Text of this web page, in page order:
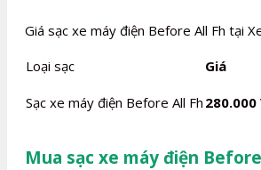
Giá sạc xe máy điện Before All Fh tại
Loại sạc
Giá
Sạc xe máy điện Before All Fh
Mua sạc xe máy điện